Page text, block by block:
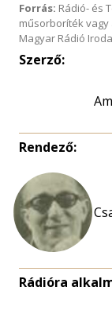
Forrás: Rádió- és
műsorboríték
Magyar Rádió
Szerző:
Rendező:
Rádióra